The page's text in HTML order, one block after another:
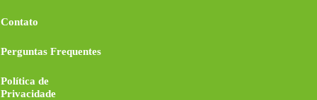
Contato
Perguntas Frequentes
Política de
Privacidade